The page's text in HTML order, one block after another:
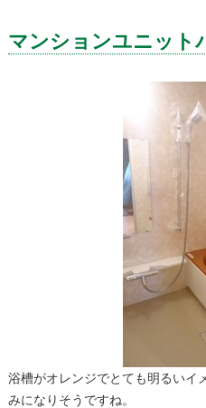
マンションユニット
浴槽がオレンジでとても明るいイ
みになりそうですね。